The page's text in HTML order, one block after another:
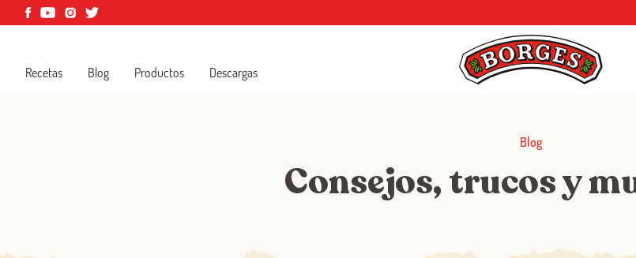
Recetas Blog Productos Descargas
Blog
Consejos, trucos y